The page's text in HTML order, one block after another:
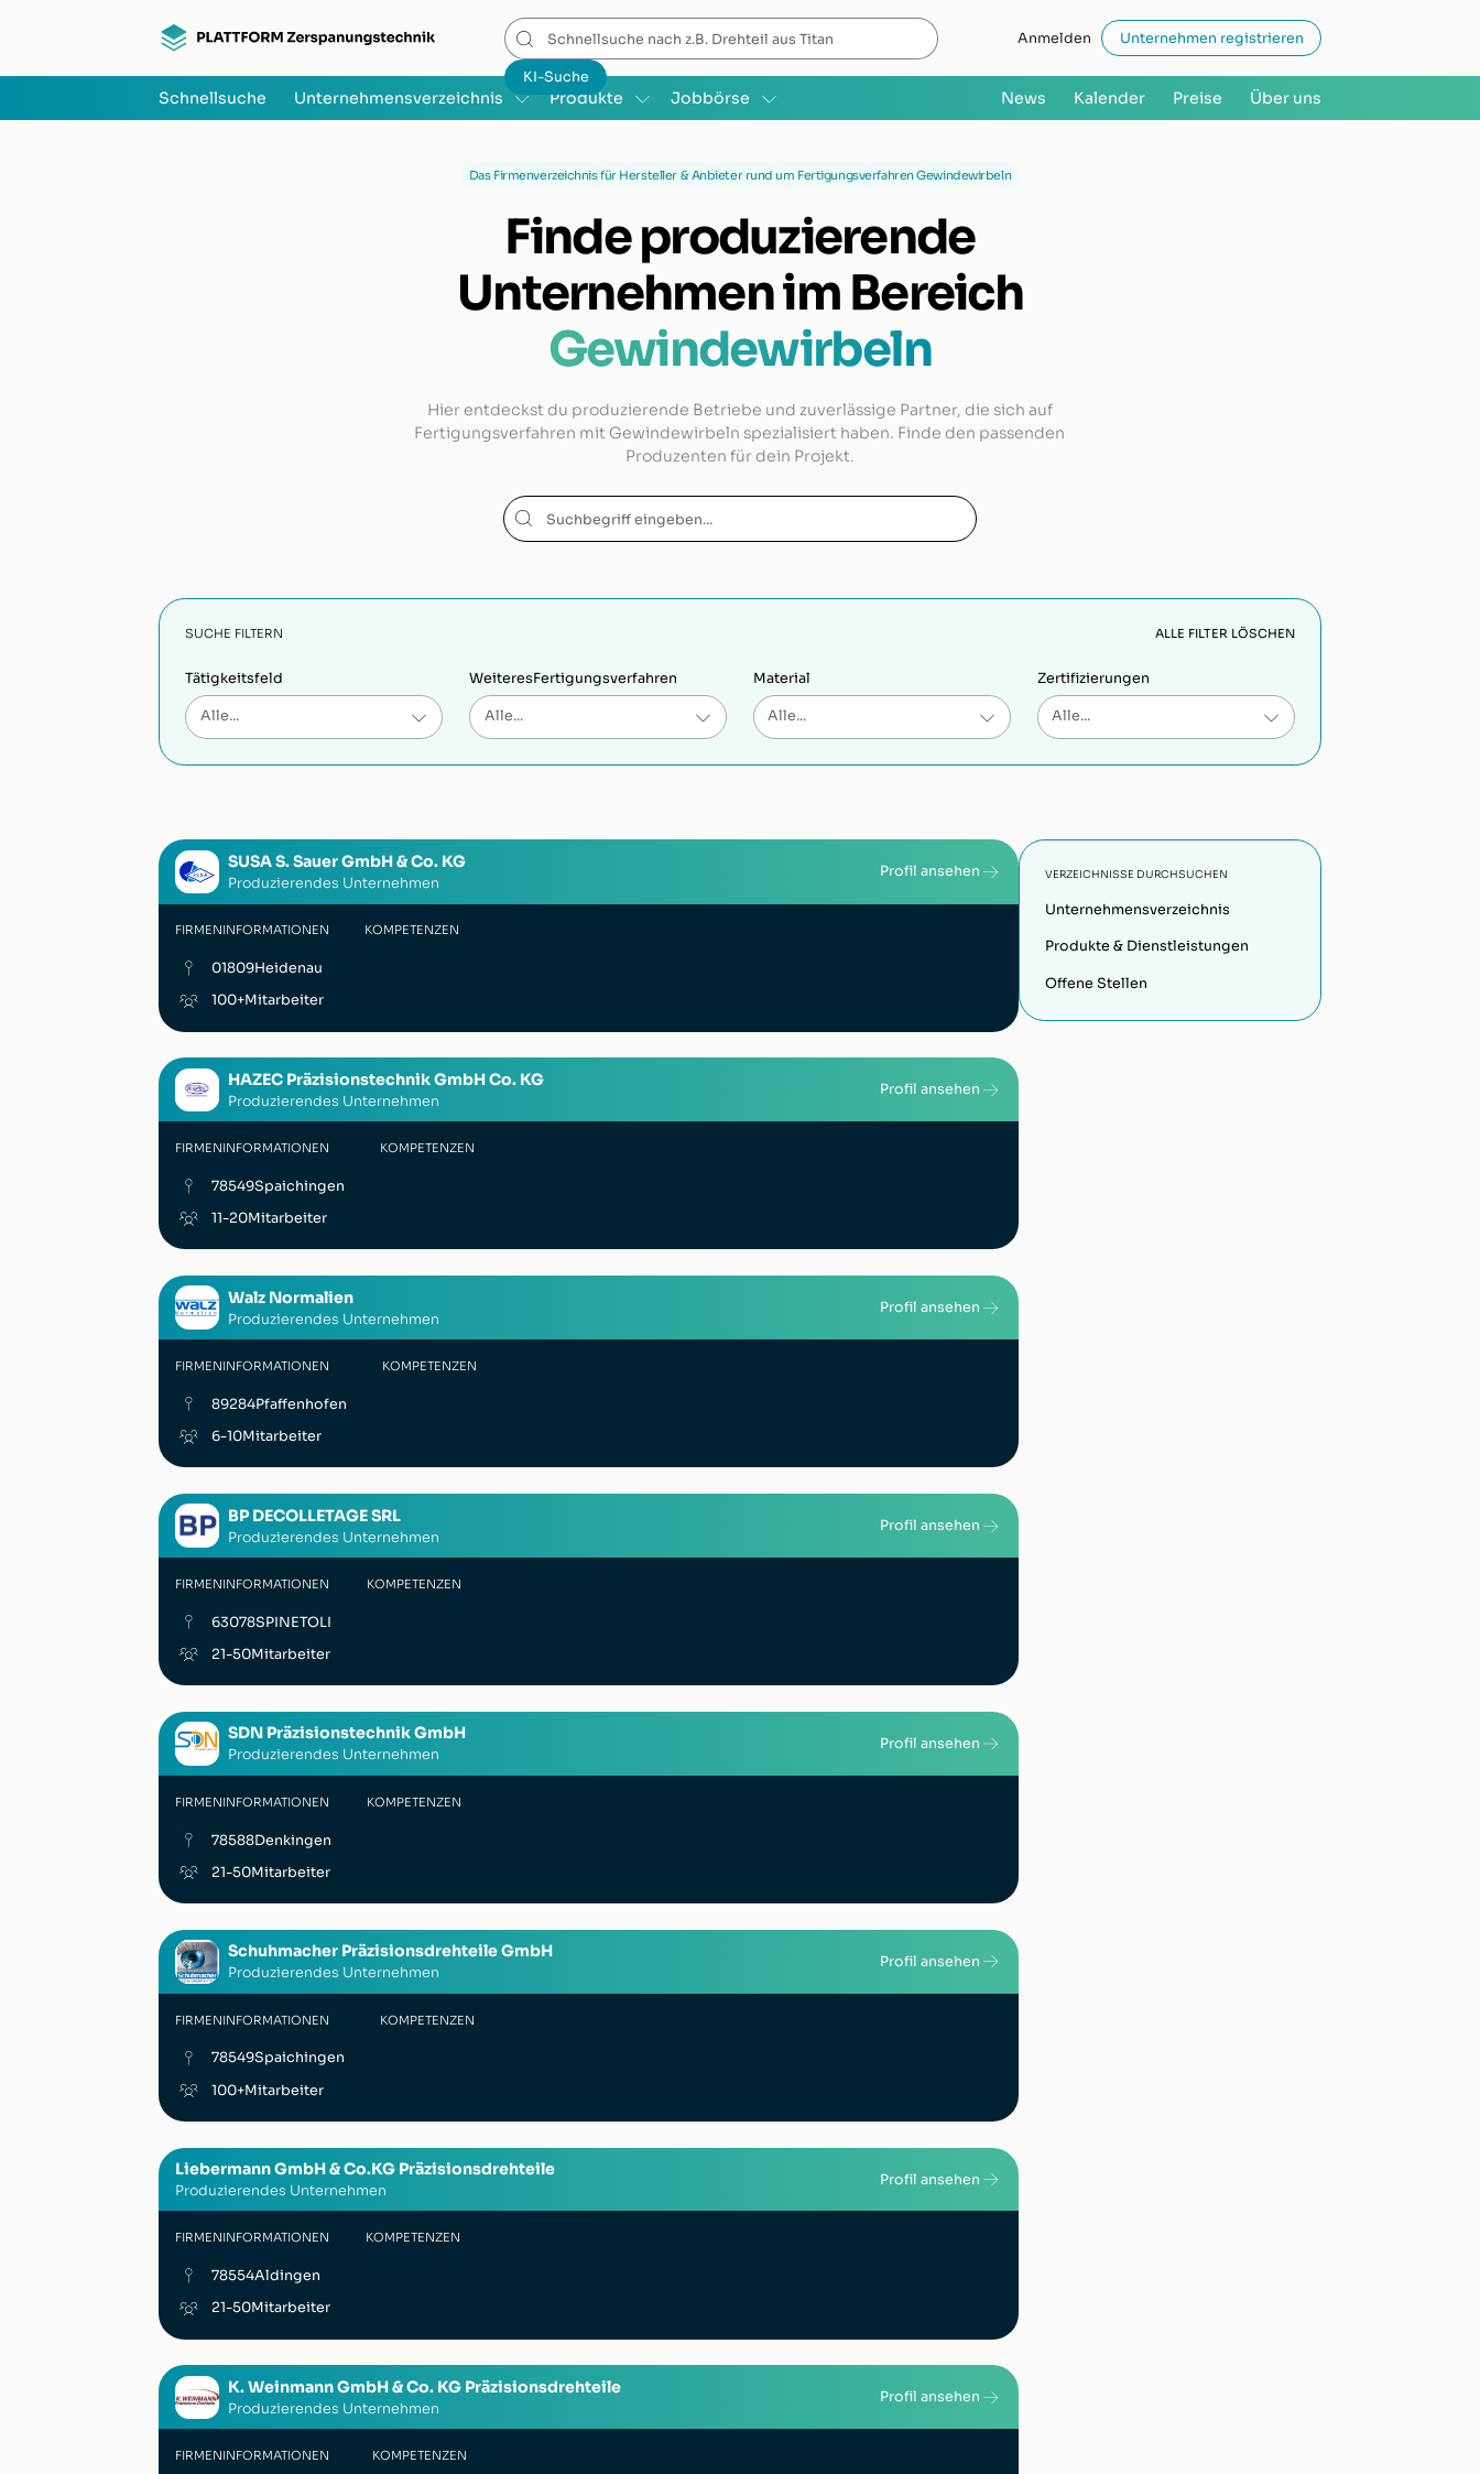
Anmelden Unternehmen registrieren
Schnellsuche Unternehmensverzeichnis Produkte Jobbörse News Kalender Preise Über uns
Das Firmenverzeichnis für Hersteller & Anbieter rund um Fertigungsverfahren Gewindewirbeln
Finde produzierende
Unternehmen im Bereich
Gewindewirbeln
Hier entdeckst du produzierende Betriebe und zuverlässige Partner, die sich auf
Fertigungsverfahren mit Gewindewirbeln spezialisiert haben. Finde den passenden
Produzenten für dein Projekt.
SUCHE FILTERN ALLE FILTER LÖSCHEN
Tätigkeitsfeld WeiteresFertigungsverfahren Material Zertifizierungen
SUSA S. Sauer GmbH & Co. KG
Produzierendes Unternehmen
Profil ansehen
FIRMENINFORMATIONEN
01809Heidenau
100+Mitarbeiter
KOMPETENZEN
HAZEC Präzisionstechnik GmbH Co. KG
Produzierendes Unternehmen
Profil ansehen
FIRMENINFORMATIONEN
78549Spaichingen
11-20Mitarbeiter
KOMPETENZEN
Walz Normalien
Produzierendes Unternehmen
Profil ansehen
FIRMENINFORMATIONEN
89284Pfaffenhofen
6-10Mitarbeiter
KOMPETENZEN
BP DECOLLETAGE SRL
Produzierendes Unternehmen
Profil ansehen
FIRMENINFORMATIONEN
63078SPINETOLI
21-50Mitarbeiter
KOMPETENZEN
SDN Präzisionstechnik GmbH
Produzierendes Unternehmen
Profil ansehen
FIRMENINFORMATIONEN
78588Denkingen
21-50Mitarbeiter
KOMPETENZEN
Schuhmacher Präzisionsdrehteile GmbH
Produzierendes Unternehmen
Profil ansehen
FIRMENINFORMATIONEN
78549Spaichingen
100+Mitarbeiter
KOMPETENZEN
Liebermann GmbH & Co.KG Präzisionsdrehteile
Produzierendes Unternehmen
Profil ansehen
FIRMENINFORMATIONEN
78554Aldingen
21-50Mitarbeiter
KOMPETENZEN
K. Weinmann GmbH & Co. KG Präzisionsdrehteile
Produzierendes Unternehmen
Profil ansehen
FIRMENINFORMATIONEN KOMPETENZEN
VERZEICHNISSE DURCHSUCHEN
Unternehmensverzeichnis
Produkte & Dienstleistungen
Offene Stellen